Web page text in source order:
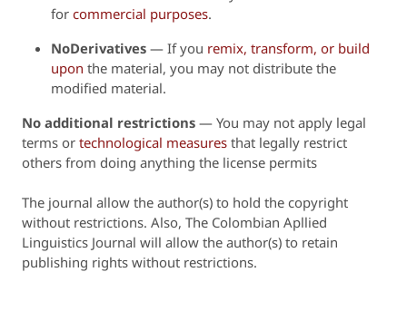
for commercial purposes.
NoDerivatives — If you remix, transform, or build
upon the material, you may not distribute the
modified material.
No additional restrictions — You may not apply legal
terms or technological measures that legally restrict
others from doing anything the license permits
The journal allow the author(s) to hold the copyright
without restrictions. Also, The Colombian Apllied
Linguistics Journal will allow the author(s) to retain
publishing rights without restrictions.